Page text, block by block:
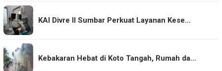
KAI Divre II Sumbar Perkuat Layanan Kese…
Kebakaran Hebat di Koto Tangah, Rumah da…